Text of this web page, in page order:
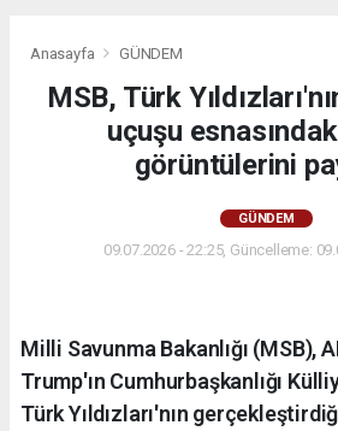
Anasayfa GÜNDEM
MSB, Türk
uçuşu
görüntülerini
GÜNDEM
09.07.2026 - 22:25, Güncelleme:
Milli Savunma Bakanlığı (MSB),
Trump'ın Cumhurbaşkanlığı
Türk Yıldızları'nın